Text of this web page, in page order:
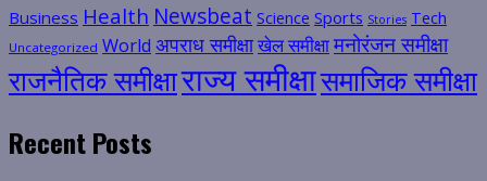
Business Health Newsbeat Science Sports Stories Tech
Uncategorized World अपराध समीक्षाखेल समीक्षामनोरंजन समीक्षा
राजनैतिक समीक्षाराज्य समीक्षासमाजिक समीक्षा
Recent Posts